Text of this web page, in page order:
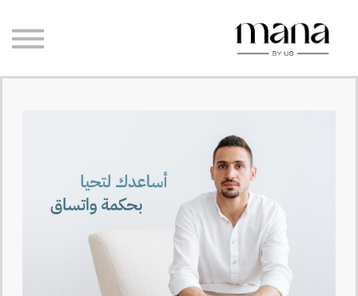
الاستشارات الخاصة
إنشاء حساب